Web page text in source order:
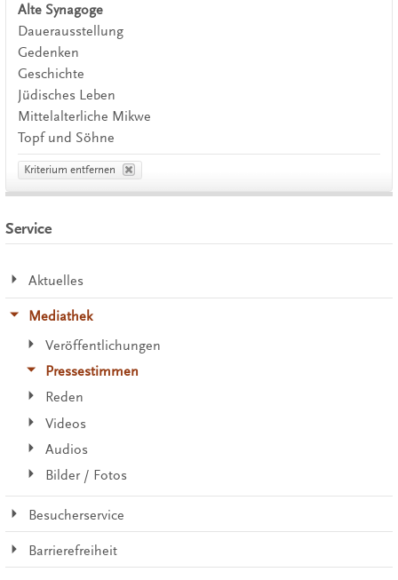
Alte Synagoge
Dauerausstellung
Gedenken
Geschichte
Jüdisches Leben
Mittelalterliche Mikwe
Topf und Söhne
Kriterium entfernen
Service
Aktuelles
Mediathek
Veröffentlichungen
Pressestimmen
Reden
Videos
Audios
Bilder / Fotos
Besucherservice
Barrierefreiheit